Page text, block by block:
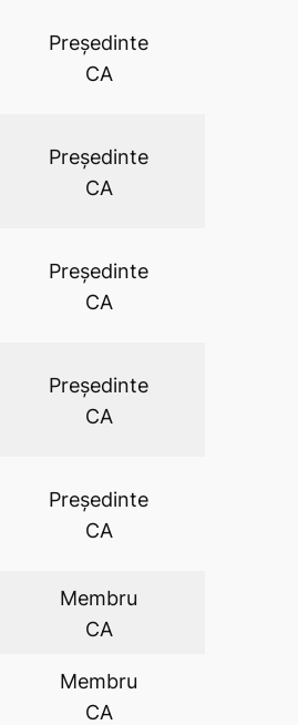
Preşedinte
CA
Preşedinte
CA
Preşedinte
CA
Preşedinte
CA
Preşedinte
CA
Membru
CA
Membru
CA